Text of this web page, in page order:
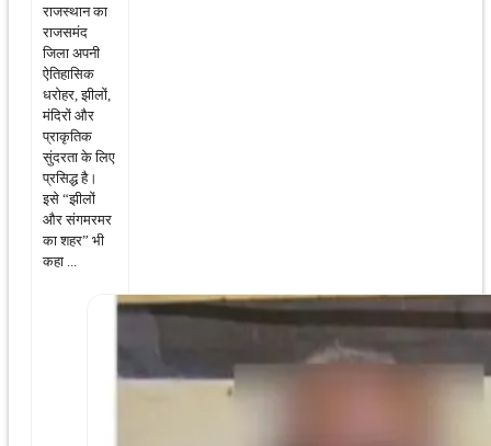
राजस्थान का
राजसमंद
जिला अपनी
ऐतिहासिक
धरोहर, झीलों,
मंदिरों और
प्राकृतिक
सुंदरता के लिए
प्रसिद्ध है।
इसे “झीलों
और संगमरमर
का शहर” भी
कहा ...